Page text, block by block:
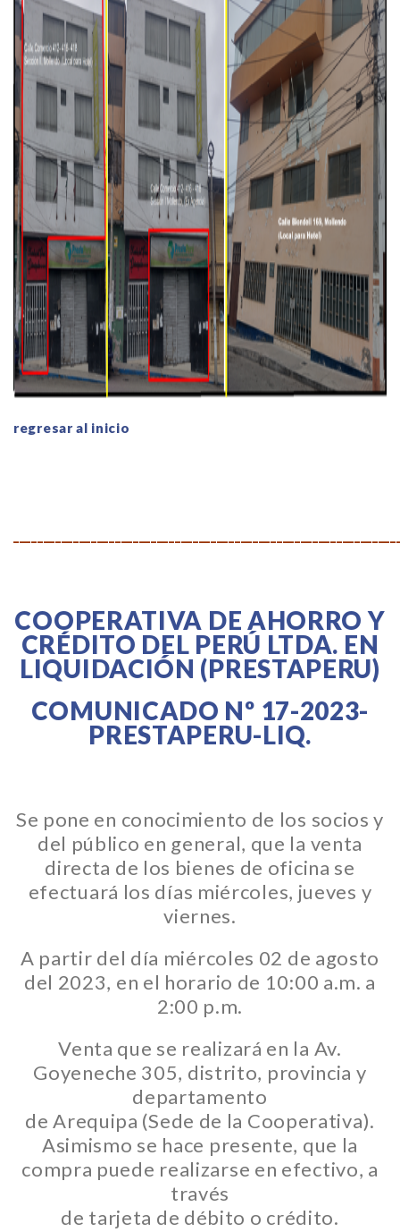
regresar al inicio
COOPERATIVA DE AHORRO Y
CRÉDITO DEL PERÚ LTDA. EN
LIQUIDACIÓN (PRESTAPERU)
COMUNICADO Nº 17-2023-
PRESTAPERU-LIQ.
Se pone en conocimiento de los socios y
del público en general, que la venta
directa de los bienes de oficina se
efectuará los días miércoles, jueves y
viernes.
A partir del día miércoles 02 de agosto
del 2023, en el horario de 10:00 a.m. a
2:00 p.m.
Venta que se realizará en la Av.
Goyeneche 305, distrito, provincia y
departamento
de Arequipa (Sede de la Cooperativa).
Asimismo se hace presente, que la
compra puede realizarse en efectivo, a
través
de tarjeta de débito o crédito.